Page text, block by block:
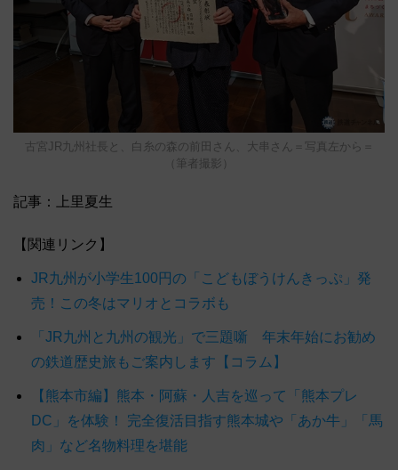
古宮JR九州社長と、白糸の森の前田さん、大串さん＝写真左から＝
（筆者撮影）
記事：上里夏生
【関連リンク】
JR九州が小学生100円の「こどもぼうけんきっぷ」発
売！この冬はマリオとコラボも
「JR九州と九州の観光」で三題噺 年末年始にお勧め
の鉄道歴史旅もご案内します【コラム】
【熊本市編】熊本・阿蘇・人吉を巡って「熊本プレ
DC」を体験！ 完全復活目指す熊本城や「あか牛」「馬
肉」など名物料理を堪能